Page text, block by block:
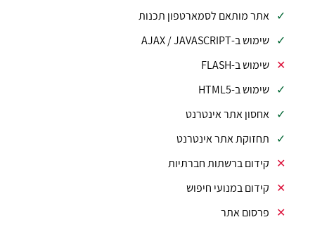
אתר מותאם לסמארטפון תכנות
שימוש ב-AJAX / JAVASCRIPT
שימוש ב-FLASH
שימוש ב-HTML5
אחסון אתר אינטרנט
תחזוקת אתר אינטרנט
קידום ברשתות חברתיות
קידום במנועי חיפוש
פרסום אתר